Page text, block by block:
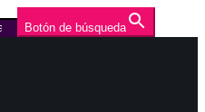
Botón de búsqueda